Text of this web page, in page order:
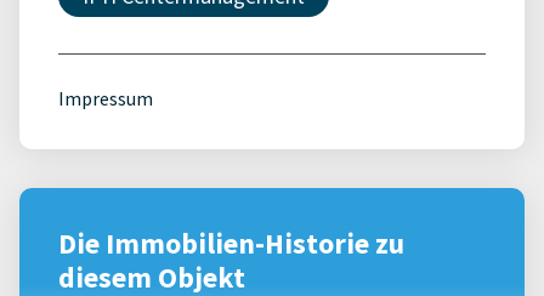
Impressum
Die Immobilien-Historie zu
diesem Objekt